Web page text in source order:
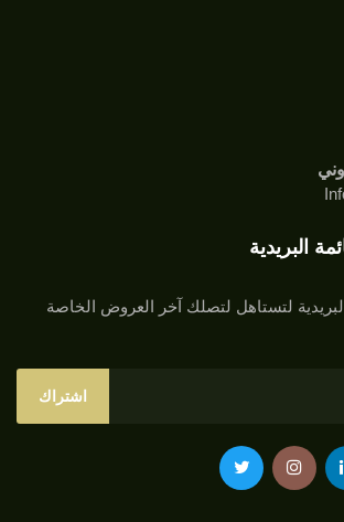
البريدية
لتستاهل لتصلك آخر العروض الخاصة
اشتراك